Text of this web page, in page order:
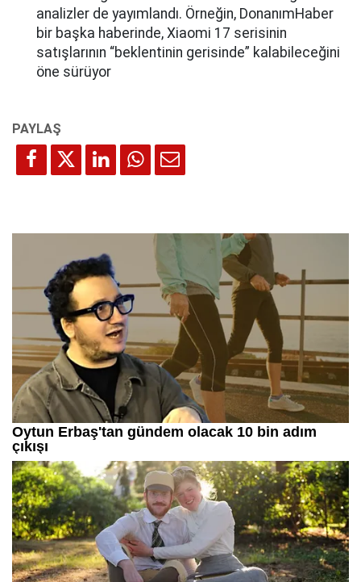
analizler de yayımlandı. Örneğin, DonanımHaber
bir başka haberinde, Xiaomi 17 serisinin
satışlarının “beklentinin gerisinde” kalabileceğini
öne sürüyor